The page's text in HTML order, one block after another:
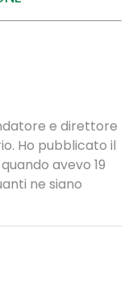
e direttore
Ho pubblicato il
avevo 19
ne siano